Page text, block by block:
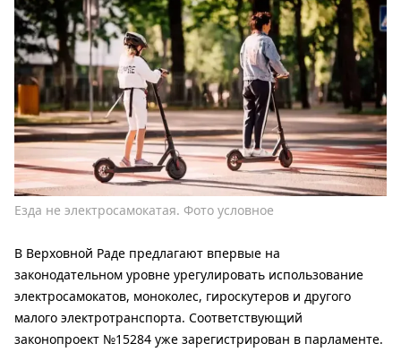
Езда не электросамокатая. Фото условное
В Верховной Раде предлагают впервые на
законодательном уровне урегулировать использование
электросамокатов, моноколес, гироскутеров и другого
малого электротранспорта. Соответствующий
законопроект №15284 уже зарегистрирован в парламенте.